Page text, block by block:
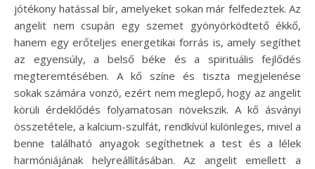
jótékony hatással bír, amelyeket sokan már felfedeztek. Az
angelit nem csupán egy szemet gyönyörködtető ékkő,
hanem egy erőteljes energetikai forrás is, amely segíthet
az egyensúly, a belső béke és a spirituális fejlődés
megteremtésében. A kő színe és tiszta megjelenése
sokak számára vonzó, ezért nem meglepő, hogy az angelit
körüli érdeklődés folyamatosan növekszik. A kő ásványi
összetétele, a kalcium-szulfát, rendkívül különleges, mivel a
benne található anyagok segíthetnek a test és a lélek
harmóniájának helyreállításában. Az angelit emellett a